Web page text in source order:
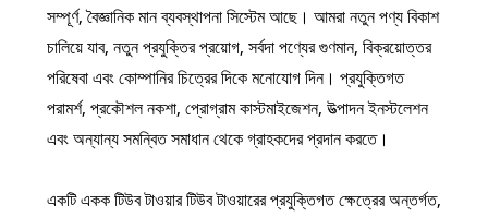
সম্পূর্ণ, বৈজ্ঞানিক মান ব্যবস্থাপনা সিস্টেম আছে। আমরা নতুন পণ্য বিকাশ
চালিয়ে যাব, নতুন প্রযুক্তির প্রয়োগ, সর্বদা পণ্যের গুণমান, বিক্রয়োত্তর
পরিষেবা এবং কোম্পানির চিত্রের দিকে মনোযোগ দিন। প্রযুক্তিগত
পরামর্শ, প্রকৌশল নকশা, প্রোগ্রাম কাস্টমাইজেশন, উত্পাদন ইনস্টলেশন
এবং অন্যান্য সমন্বিত সমাধান থেকে গ্রাহকদের প্রদান করতে।
একটি একক টিউব টাওয়ার টিউব টাওয়ারের প্রযুক্তিগত ক্ষেত্রের অন্তর্গত,